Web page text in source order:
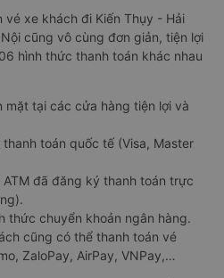
xe khách đi Kiến Thụy - Hải
cũng vô cùng đơn giản, tiện lợi
hình thức thanh toán khác nhau
mặt tại các cửa hàng tiện lợi và
toán quốc tế (Visa, Master
đã đăng ký thanh toán trực
thức chuyển khoản ngân hàng.
cũng có thể thanh toán vé
ZaloPay, AirPay, VNPay,…